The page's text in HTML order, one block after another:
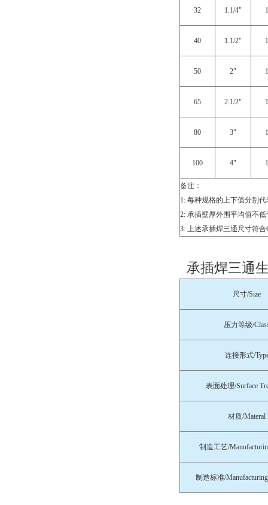
32 1.1/4"
40 1.1/2"
50 2"
65 2.1/2"
80 3"
100 4"
备注：
1: 每种规格的上下值分别
2: 承插壁厚外围平均值不
3: 上述承插焊三通尺寸符合
承插焊三通
尺寸/Size
压力等级/
连接形式/
表面处理/Surface
材质/Materal
制造工艺/
制造标准/